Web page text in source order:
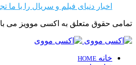
اخبار دنیای فیلم و سریال را با ما
تمامی حقوق متعلق به اکسی موویز می
خانه HOME